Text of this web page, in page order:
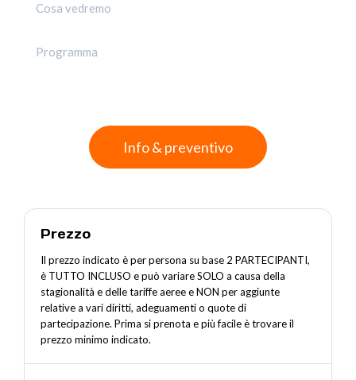
Cosa vedremo
Programma
Info & preventivo
Prezzo
Il prezzo indicato è per persona su base 2 PARTECIPANTI,
è TUTTO INCLUSO e può variare SOLO a causa della
stagionalità e delle tariffe aeree e NON per aggiunte
relative a vari diritti, adeguamenti o quote di
partecipazione. Prima si prenota e più facile è trovare il
prezzo minimo indicato.